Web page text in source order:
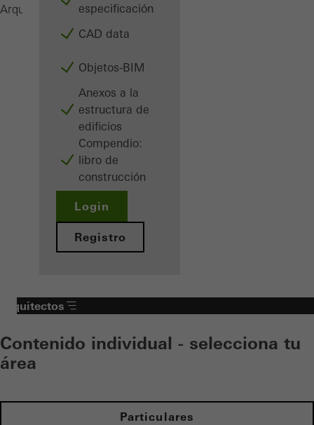
especificación
CAD data
Objetos-BIM
Anexos a la
estructura de
edificios
Compendio:
libro de
construcción
Login
Registro
Arquitectos ProductosVentanas
Arquitectos
Contenido individual - selecciona tu
área
Particulares